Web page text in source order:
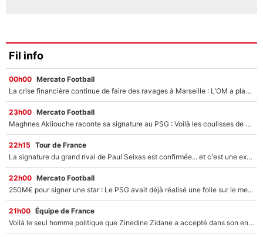
Fil info
00h00 Mercato Football
La crise financière continue de faire des ravages à Marseille : L’OM a placé 12 joueurs sur le marché des transferts… et ça pourrait lui rapporter près de 100M€ !
23h00 Mercato Football
Maghnes Akliouche raconte sa signature au PSG : Voilà les coulisses de son transfert de rêve à 50M€
22h15 Tour de France
La signature du grand rival de Paul Seixas est confirmée... et c'est une excellente nouvelle pour l'équipe Decathlon-CMA CGM !
22h00 Mercato Football
250M€ pour signer une star : Le PSG avait déjà réalisé une folie sur le mercato bien avant Neymar !
21h00 Équipe de France
Voilà le seul homme politique que Zinedine Zidane a accepté dans son entourage : «Je garde un très bon souvenir de lui»